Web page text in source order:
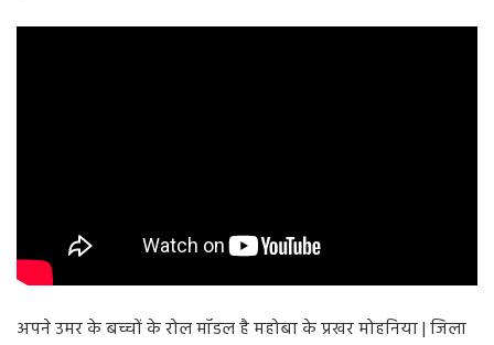
अपने उमर के बच्चों के रोल मॉडल है महोबा के प्रखर मोहनिया | जिला